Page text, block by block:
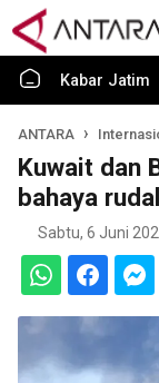
Kabar Jatim
ANTARA
Kuwait dan
bahaya rudal
Sabtu, 6 Juni